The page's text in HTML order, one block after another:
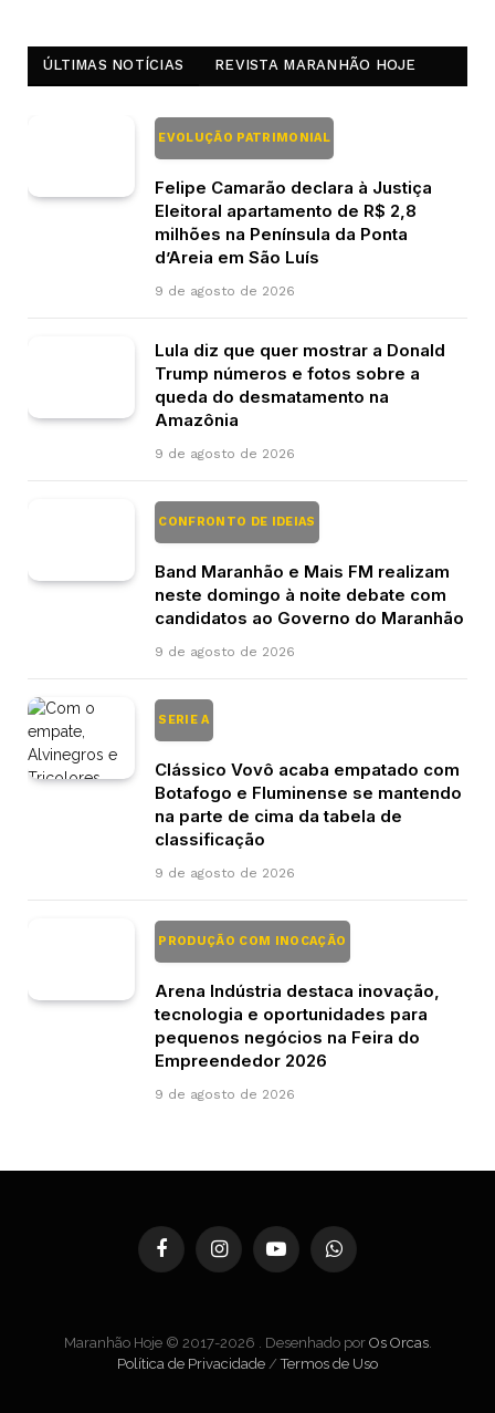
ÚLTIMAS NOTÍCIAS REVISTA MARANHÃO HOJE
EVOLUÇÃO PATRIMONIAL
Felipe Camarão declara à Justiça
Eleitoral apartamento de R$ 2,8
milhões na Península da Ponta
d’Areia em São Luís
9 de agosto de 2026
Lula diz que quer mostrar a Donald
Trump números e fotos sobre a
queda do desmatamento na
Amazônia
9 de agosto de 2026
CONFRONTO DE IDEIAS
Band Maranhão e Mais FM realizam
neste domingo à noite debate com
candidatos ao Governo do Maranhão
9 de agosto de 2026
SERIE A
Clássico Vovô acaba empatado com
Botafogo e Fluminense se mantendo
na parte de cima da tabela de
classificação
9 de agosto de 2026
PRODUÇÃO COM INOCAÇÃO
Arena Indústria destaca inovação,
tecnologia e oportunidades para
pequenos negócios na Feira do
Empreendedor 2026
9 de agosto de 2026
FacebookInstagramYouTubeWhatsApp
Maranhão Hoje © 2017-2026 . Desenhado por Os Orcas.
Política de Privacidade /Termos de Uso